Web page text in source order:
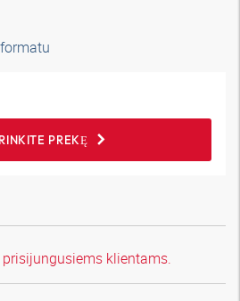
PREKĘ
klientams.